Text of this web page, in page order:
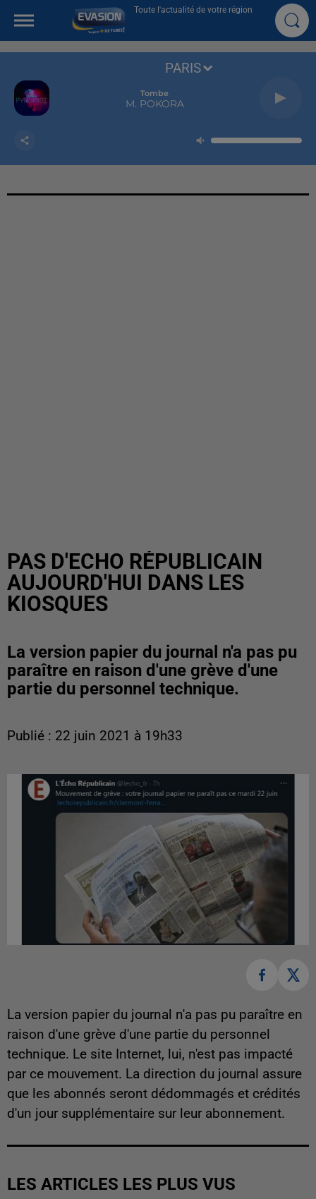
Toute l'actualité de votre région
Tombe
M. POKORA
PARIS
PAS D'ECHO RÉPUBLICAIN
AUJOURD'HUI DANS LES
KIOSQUES
La version papier du journal n'a pas pu
paraître en raison d'une grève d'une
partie du personnel technique.
Publié : 22 juin 2021 à 19h33
La version papier du journal n'a pas pu paraître en
raison d'une grève d'une partie du personnel
technique. Le site Internet, lui, n'est pas impacté
par ce mouvement. La direction du journal assure
que les abonnés seront dédommagés et crédités
d'un jour supplémentaire sur leur abonnement.
LES ARTICLES LES PLUS VUS